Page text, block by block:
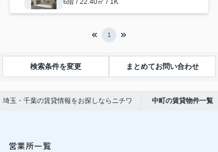
1
検索条件を変更 まとめてお問い合わせ
埼玉・千葉の賃貸情報をお探しならニチワ 中町の賃貸物件一覧
営業所一覧